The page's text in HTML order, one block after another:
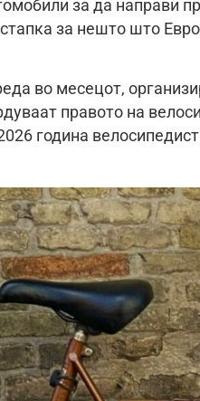
за да направи
за нешто што
во месецот,
правото на
година